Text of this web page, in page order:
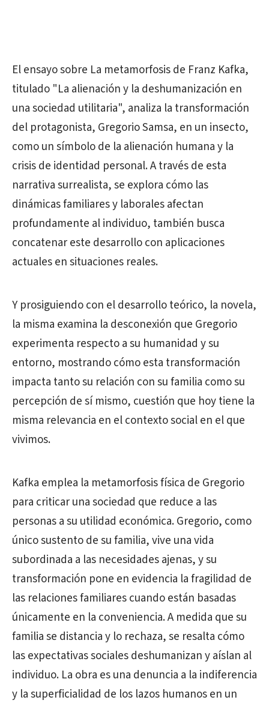
El ensayo sobre La metamorfosis de Franz Kafka,
titulado "La alienación y la deshumanización en
una sociedad utilitaria", analiza la transformación
del protagonista, Gregorio Samsa, en un insecto,
como un símbolo de la alienación humana y la
crisis de identidad personal. A través de esta
narrativa surrealista, se explora cómo las
dinámicas familiares y laborales afectan
profundamente al individuo, también busca
concatenar este desarrollo con aplicaciones
actuales en situaciones reales.
Y prosiguiendo con el desarrollo teórico, la novela,
la misma examina la desconexión que Gregorio
experimenta respecto a su humanidad y su
entorno, mostrando cómo esta transformación
impacta tanto su relación con su familia como su
percepción de sí mismo, cuestión que hoy tiene la
misma relevancia en el contexto social en el que
vivimos.
Kafka emplea la metamorfosis física de Gregorio
para criticar una sociedad que reduce a las
personas a su utilidad económica. Gregorio, como
único sustento de su familia, vive una vida
subordinada a las necesidades ajenas, y su
transformación pone en evidencia la fragilidad de
las relaciones familiares cuando están basadas
únicamente en la conveniencia. A medida que su
familia se distancia y lo rechaza, se resalta cómo
las expectativas sociales deshumanizan y aíslan al
individuo. La obra es una denuncia a la indiferencia
y la superficialidad de los lazos humanos en un